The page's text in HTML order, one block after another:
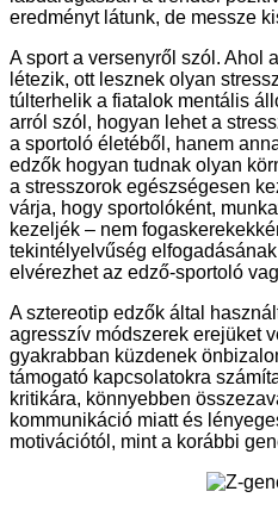
eredményt látunk, de messze
A sport a versenyről szól. Ahol
létezik, ott lesznek olyan
túlterhelik a fiatalok mentális
arról szól, hogyan lehet a
a sportoló életéből, hanem
edzők hogyan tudnak olyan
a stresszorok egészségesen
várja, hogy sportolóként,
kezeljék – nem
tekintélyelvűség
elvérezhet az edző-sportoló
A sztereotip edzők által
agresszív módszerek erejüket
gyakrabban küzdenek
támogató kapcsolatokra
kritikára, könnyebben
kommunikáció miatt és
motivációtól, mint a korábbi